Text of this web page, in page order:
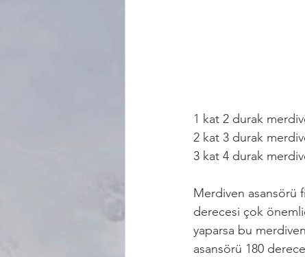
1 kat 2 durak
2 kat 3 durak
3 kat 4 durak
Merdiven asansörü
derecesi çok
yaparsa bu
asansörü 180